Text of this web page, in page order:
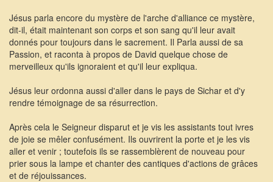
Jésus parla encore du mystère de l'arche d'alliance ce mystère,
dit-il, était maintenant son corps et son sang qu'il leur avait
donnés pour toujours dans le sacrement. Il Parla aussi de sa
Passion, et raconta à propos de David quelque chose de
merveilleux qu'ils ignoraient et qu'il leur expliqua.
Jésus leur ordonna aussi d'aller dans le pays de Sichar et d'y
rendre témoignage de sa résurrection.
Après cela le Seigneur disparut et je vis les assistants tout ivres
de joie se mêler confusément. Ils ouvrirent la porte et je les vis
aller et venir ; toutefois ils se rassemblèrent de nouveau pour
prier sous la lampe et chanter des cantiques d'actions de grâces
et de réjouissances.